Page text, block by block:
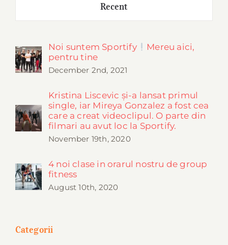
Recent
Noi suntem Sportify
Mereu aici,
pentru tine
December 2nd, 2021
Kristina Liscevic și-a lansat primul
single, iar Mireya Gonzalez a fost cea
care a creat videoclipul. O parte din
filmari au avut loc la Sportify.
November 19th, 2020
4 noi clase in orarul nostru de group
fitness
August 10th, 2020
Categorii